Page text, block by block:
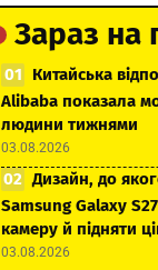
Зараз на
Китайська
Alibaba показала
людини тижнями
03.08.2026
Дизайн, до
Samsung Galaxy
камеру й підняти
03.08.2026